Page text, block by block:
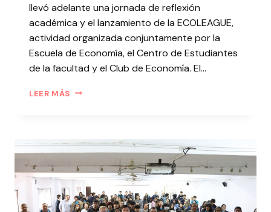
llevó adelante una jornada de reflexión
académica y el lanzamiento de la ECOLEAGUE,
actividad organizada conjuntamente por la
Escuela de Economía, el Centro de Estudiantes
de la facultad y el Club de Economía. El…
LEER MÁS